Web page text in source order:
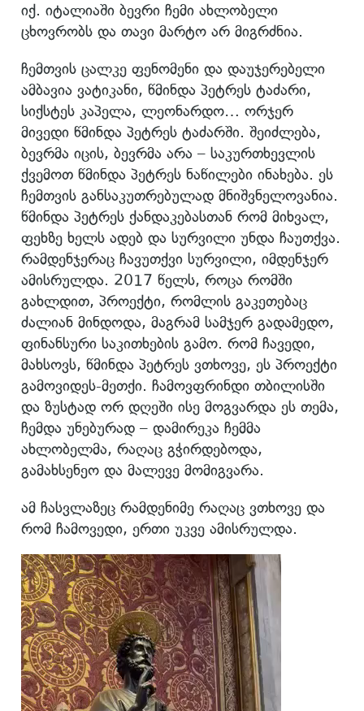
იქ. იტალიაში ბევრი ჩემი ახლობელი
ცხოვრობს და თავი მარტო არ მიგრძნია.
ჩემთვის ცალკე ფენომენი და დაუჯერებელი
ამბავია ვატიკანი, წმინდა პეტრეს ტაძარი,
სიქსტეს კაპელა, ლეონარდო… ორჯერ
მივედი წმინდა პეტრეს ტაძარში. შეიძლება,
ბევრმა იცის, ბევრმა არა – საკურთხევლის
ქვემოთ წმინდა პეტრეს ნაწილები ინახება. ეს
ჩემთვის განსაკუთრებულად მნიშვნელოვანია.
წმინდა პეტრეს ქანდაკებასთან რომ მიხვალ,
ფეხზე ხელს ადებ და სურვილი უნდა ჩაუთქვა.
რამდენჯერაც ჩავუთქვი სურვილი, იმდენჯერ
ამისრულდა. 2017 წელს, როცა რომში
გახლდით, პროექტი, რომლის გაკეთებაც
ძალიან მინდოდა, მაგრამ სამჯერ გადამედო,
ფინანსური საკითხების გამო. რომ ჩავედი,
მახსოვს, წმინდა პეტრეს ვთხოვე, ეს პროექტი
გამოვიდეს-მეთქი. ჩამოვფრინდი თბილისში
და ზუსტად ორ დღეში ისე მოგვარდა ეს თემა,
ჩემდა უნებურად – დამირეკა ჩემმა
ახლობელმა, რაღაც გჭირდებოდა,
გამახსენეო და მალევე მომიგვარა.
ამ ჩასვლაზეც რამდენიმე რაღაც ვთხოვე და
რომ ჩამოვედი, ერთი უკვე ამისრულდა.
ვიდეო
დამკვრელი